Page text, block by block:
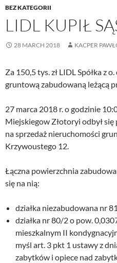
BEZ KATEGORII
LIDL KUPIŁ
28 MARCH 2018 KACPER
Za 150,5 tys. zł LIDL Spółka z
gruntową zabudowaną leżącą
27 marca 2018 r. o godzinie
Miejskiegow Złotoryi odbył
na sprzedaż nieruchomości
Krzywoustego 12.
Łączna powierzchnia
się na nią:
działka niezabudowana nr
działka nr 80/2 o pow.
mieszkalnym II
myśl art. 3 pkt 1 ustawy z
zabytków i opiece nad